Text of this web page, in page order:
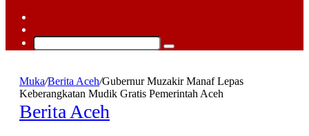
skin
Cari
Muka/Berita Aceh/Gubernur Muzakir Manaf Lepas
Keberangkatan Mudik Gratis Pemerintah Aceh
Berita Aceh